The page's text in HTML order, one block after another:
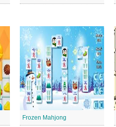
Frozen Mahjong